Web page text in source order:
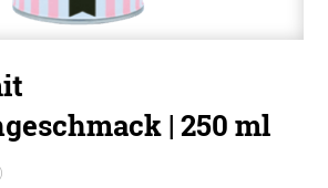
| 250 ml